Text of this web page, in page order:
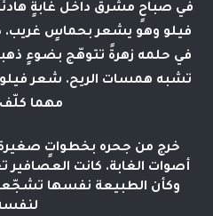
في صباحٍ مشرق داخل غابةٍ
فيلو وهو يشعر بحماسٍ غريب.
في حلمه زهرةً تتوهّج بضوءٍ
تشبه همسات الريح. شعر فيلو
مهما كلّف
خرج من جحره بخطواتٍ
أصوات الغابة. كانت العصافير
وكأن الطبيعة نفسها تشجّعه